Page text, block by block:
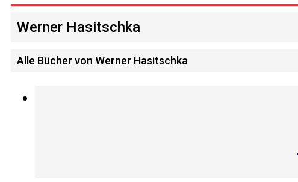
Werner Hasitschka
Alle Bücher von Werner Hasitschka